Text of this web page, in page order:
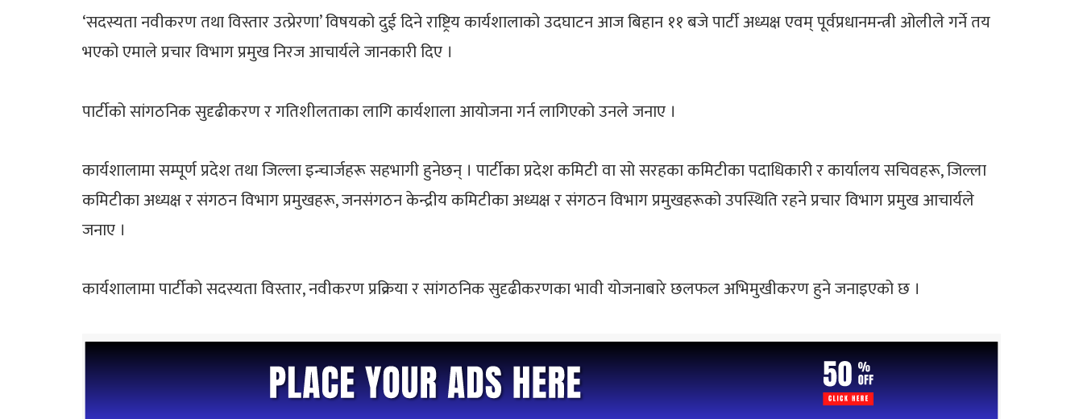
‘सदस्यता नवीकरण तथा विस्तार उत्प्रेरणा’ विषयको दुई दिने राष्ट्रिय कार्यशालाको उदघाटन आज बिहान ११ बजे पार्टी अध्यक्ष एवम् पूर्वप्रधानमन्त्री ओलीले गर्ने तय
भएको एमाले प्रचार विभाग प्रमुख निरज आचार्यले जानकारी दिए ।
​पार्टीको सांगठनिक सुदृढीकरण र गतिशीलताका लागि कार्यशाला आयोजना गर्न लागिएको उनले जनाए ।
​कार्यशालामा सम्पूर्ण प्रदेश तथा जिल्ला इन्चार्जहरू सहभागी हुनेछन् । पार्टीका प्रदेश कमिटी वा सो सरहका कमिटीका पदाधिकारी र कार्यालय सचिवहरू, जिल्ला
कमिटीका अध्यक्ष र संगठन विभाग प्रमुखहरू, जनसंगठन केन्द्रीय कमिटीका अध्यक्ष र संगठन विभाग प्रमुखहरूको उपस्थिति रहने प्रचार विभाग प्रमुख आचार्यले
जनाए ।
​कार्यशालामा पार्टीको सदस्यता विस्तार, नवीकरण प्रक्रिया र सांगठनिक सुदृढीकरणका भावी योजनाबारे छलफल अभिमुखीकरण हुने जनाइएको छ ।